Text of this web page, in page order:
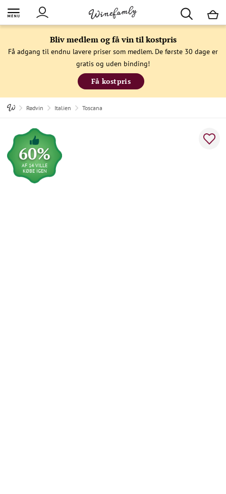
Bliv medlem og få vin til kostpris
Få adgang til endnu lavere priser som medlem. De første 30 dage er
gratis og uden binding!
Få kostpris
Rødvin Italien Toscana
60%
AF 14 VILLE
KØBE IGEN